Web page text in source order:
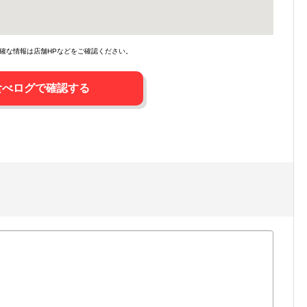
情報は店舗HPなどをご確認ください。
べログで確認する